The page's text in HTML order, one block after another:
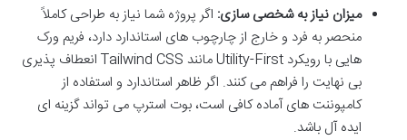
میزان نیاز به شخصی سازی: اگر پروژه شما نیاز به طراحی کاملاً
منحصر به فرد و خارج از چارچوب های استاندارد دارد، فریم ورک
هایی با رویکرد Utility-First مانند Tailwind CSS انعطاف پذیری
بی نهایت را فراهم می کنند. اگر ظاهر استاندارد و استفاده از
کامپوننت های آماده کافی است، بوت استرپ می تواند گزینه ای
ایده آل باشد.